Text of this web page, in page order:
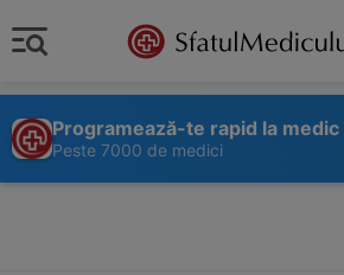
Programează-te rapid la medic
Peste 7000 de medici